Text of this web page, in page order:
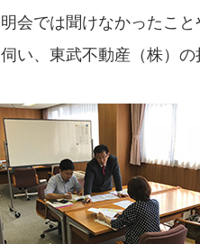
明会では聞けなかったこ
伺い、東武不動産（株）の